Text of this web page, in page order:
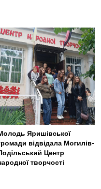
Яришівської
відвідала Могилів-
Центр
творчості